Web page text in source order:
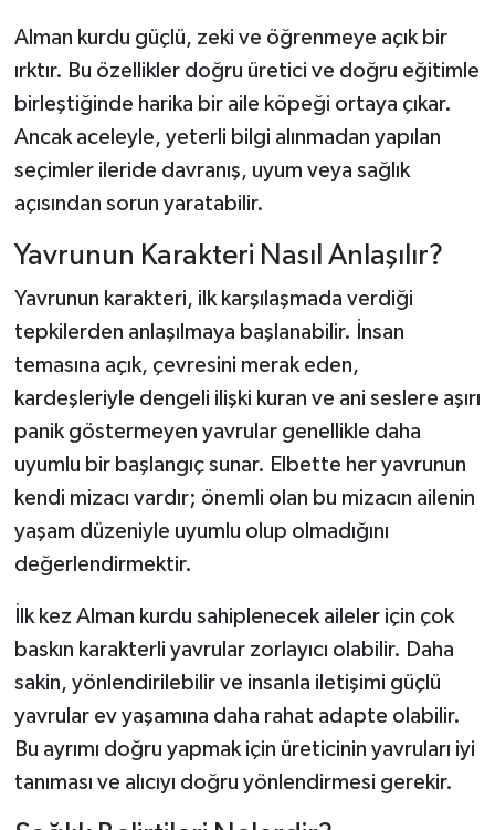
Alman kurdu güçlü, zeki ve öğrenmeye açık bir
ırktır. Bu özellikler doğru üretici ve doğru eğitimle
birleştiğinde harika bir aile köpeği ortaya çıkar.
Ancak aceleyle, yeterli bilgi alınmadan yapılan
seçimler ileride davranış, uyum veya sağlık
açısından sorun yaratabilir.
Yavrunun Karakteri Nasıl Anlaşılır?
Yavrunun karakteri, ilk karşılaşmada verdiği
tepkilerden anlaşılmaya başlanabilir. İnsan
temasına açık, çevresini merak eden,
kardeşleriyle dengeli ilişki kuran ve ani seslere aşırı
panik göstermeyen yavrular genellikle daha
uyumlu bir başlangıç sunar. Elbette her yavrunun
kendi mizacı vardır; önemli olan bu mizacın ailenin
yaşam düzeniyle uyumlu olup olmadığını
değerlendirmektir.
İlk kez Alman kurdu sahiplenecek aileler için çok
baskın karakterli yavrular zorlayıcı olabilir. Daha
sakin, yönlendirilebilir ve insanla iletişimi güçlü
yavrular ev yaşamına daha rahat adapte olabilir.
Bu ayrımı doğru yapmak için üreticinin yavruları iyi
tanıması ve alıcıyı doğru yönlendirmesi gerekir.